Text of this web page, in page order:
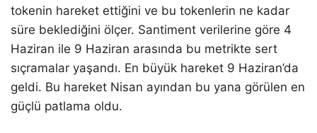
tokenin hareket ettiğini ve bu tokenlerin ne kadar
süre beklediğini ölçer. Santiment verilerine göre 4
Haziran ile 9 Haziran arasında bu metrikte sert
sıçramalar yaşandı. En büyük hareket 9 Haziran’da
geldi. Bu hareket Nisan ayından bu yana görülen en
güçlü patlama oldu.